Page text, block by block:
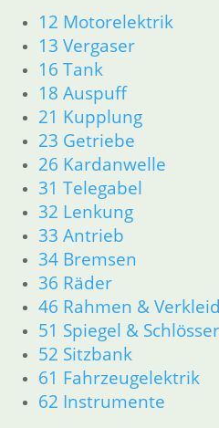
12 Motorelektrik
13 Vergaser
16 Tank
18 Auspuff
21 Kupplung
23 Getriebe
26 Kardanwelle
31 Telegabel
32 Lenkung
33 Antrieb
34 Bremsen
36 Räder
46 Rahmen &
51 Spiegel & Schlösser
52 Sitzbank
61 Fahrzeugelektrik
62 Instrumente
13 Vergaser
16 Tank
18 Auspuff
21 Kupplung
23 Getriebe
26 Kardanwelle
31 Telegabel
32 Lenkung
33 Antrieb
34 Bremsen
36 Räder
46 Rahmen & Verkleidung
51 Spiegel & Schlösser
52 Sitzbank
61 Fahrzeugelektrik
62 Instrumente